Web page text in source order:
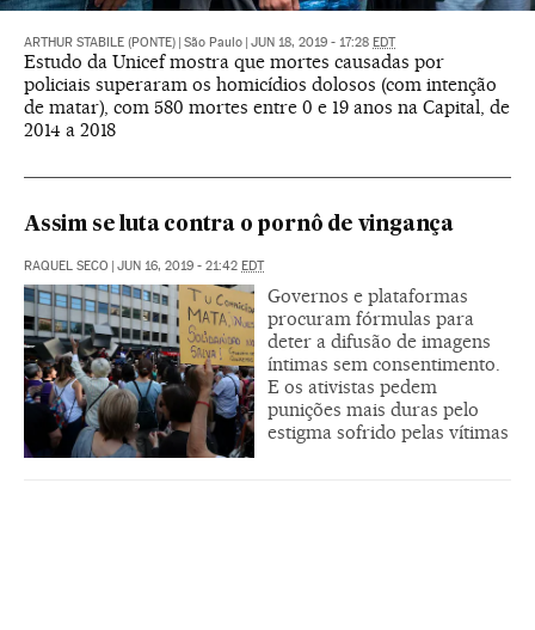
ARTHUR STABILE (PONTE) São Paulo JUN 18, 2019 - 17:28 EDT
Estudo da Unicef mostra que mortes causadas por
policiais superaram os homicídios dolosos (com intenção
de matar), com 580 mortes entre 0 e 19 anos na Capital, de
2014 a 2018
Assim se luta contra o pornô de vingança
RAQUEL SECO JUN 16, 2019 - 21:42 EDT
Governos e plataformas
procuram fórmulas para
deter a difusão de imagens
íntimas sem consentimento.
E os ativistas pedem
punições mais duras pelo
estigma sofrido pelas vítimas